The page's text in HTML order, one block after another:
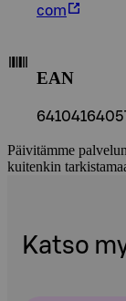
com
EAN
Päivitämme
kuitenkin
Katso